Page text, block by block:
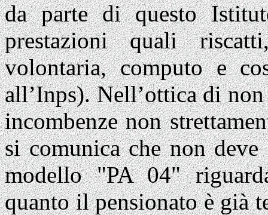
da parte di questo
prestazioni quali
volontaria, computo e
all’Inps). Nell’ottica di
incombenze non
si comunica che non
modello "PA 04"
quanto il pensionato è già